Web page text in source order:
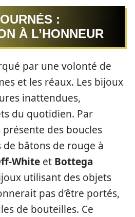
:
À L’HONNEUR
par une volonté de
et les réaux. Les bijoux
inattendues,
du quotidien. Par
présente des boucles
de bâtons de rouge à
White et Bottega
utilisant des objets
pas d’être portés,
de bouteilles. Ce